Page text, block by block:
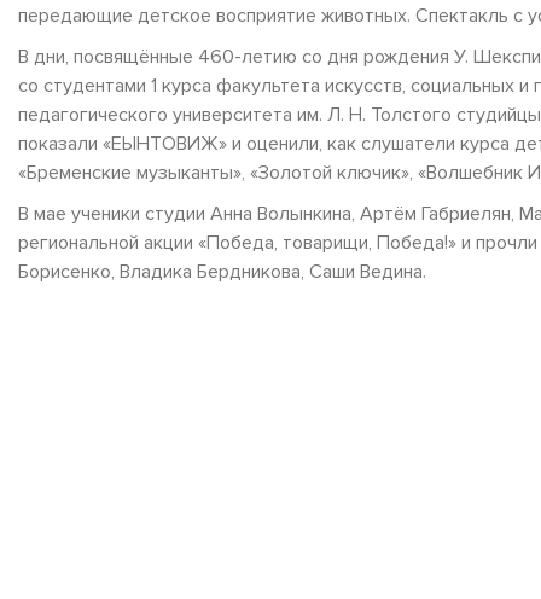
передающие детское восприятие животных. Спектакль с
В дни, посвящённые 460-летию со дня рождения У.
со студентами 1 курса факультета искусств, социальных
педагогического университета им. Л. Н. Толстого
показали «ЕЫНТОВИЖ» и оценили, как слушатели курса
«Бременские музыканты», «Золотой ключик», «Волшебник
В мае ученики студии Анна Волынкина, Артём Габриелян,
региональной акции «Победа, товарищи, Победа!» и
Борисенко, Владика Бердникова, Саши Ведина.